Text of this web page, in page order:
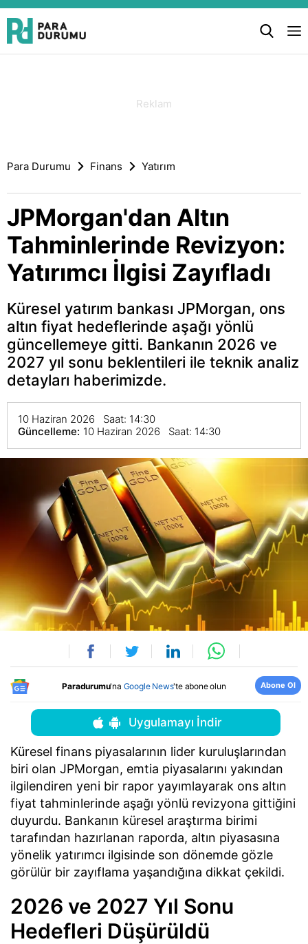
Para Durumu Finans Yatırım
JPMorgan'dan Altın
Tahminlerinde Revizyon:
Yatırımcı İlgisi Zayıfladı
Küresel yatırım bankası JPMorgan, ons
altın fiyat hedeflerinde aşağı yönlü
güncellemeye gitti. Bankanın 2026 ve
2027 yıl sonu beklentileri ile teknik analiz
detayları haberimizde.
10 Haziran 2026 Saat: 14:30
Güncelleme: 10 Haziran 2026 Saat: 14:30
Paradurumu'na Google News'te abone olun Abone Ol
Uygulamayı İndir
Küresel finans piyasalarının lider kuruluşlarından
biri olan JPMorgan, emtia piyasalarını yakından
ilgilendiren yeni bir rapor yayımlayarak ons altın
fiyat tahminlerinde aşağı yönlü revizyona gittiğini
duyurdu. Bankanın küresel araştırma birimi
tarafından hazırlanan raporda, altın piyasasına
yönelik yatırımcı ilgisinde son dönemde gözle
görülür bir zayıflama yaşandığına dikkat çekildi.
2026 ve 2027 Yıl Sonu
Hedefleri Düşürüldü